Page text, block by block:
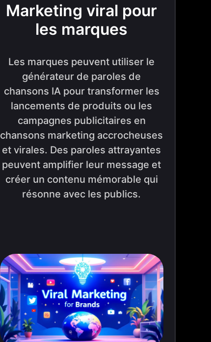
Marketing viral pour
les marques
Les marques peuvent utiliser le
générateur de paroles de
chansons IA pour transformer les
lancements de produits ou les
campagnes publicitaires en
chansons marketing accrocheuses
et virales. Des paroles attrayantes
peuvent amplifier leur message et
créer un contenu mémorable qui
résonne avec les publics.